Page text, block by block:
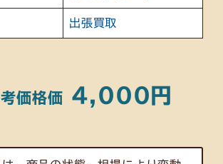
出張買取
価格価 4,000円